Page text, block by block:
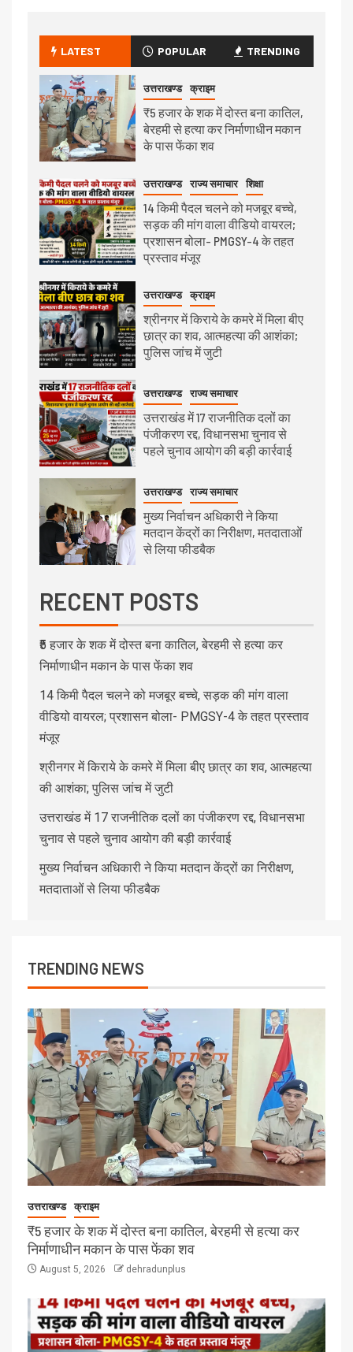
LATEST POPULAR TRENDING
उत्तराखण्ड क्राइम
₹5 हजार के शक में दोस्त बना कातिल,
बेरहमी से हत्या कर निर्माणाधीन मकान
के पास फेंका शव
उत्तराखण्ड राज्य समाचार शिक्षा
14 किमी पैदल चलने को मजबूर बच्चे,
सड़क की मांग वाला वीडियो वायरल;
प्रशासन बोला- PMGSY-4 के तहत
प्रस्ताव मंजूर
उत्तराखण्ड क्राइम
श्रीनगर में किराये के कमरे में मिला बीए
छात्र का शव, आत्महत्या की आशंका;
पुलिस जांच में जुटी
उत्तराखण्ड राज्य समाचार
उत्तराखंड में 17 राजनीतिक दलों का
पंजीकरण रद्द, विधानसभा चुनाव से
पहले चुनाव आयोग की बड़ी कार्रवाई
उत्तराखण्ड राज्य समाचार
मुख्य निर्वाचन अधिकारी ने किया
मतदान केंद्रों का निरीक्षण, मतदाताओं
से लिया फीडबैक
RECENT POSTS
₹5 हजार के शक में दोस्त बना कातिल, बेरहमी से हत्या कर
निर्माणाधीन मकान के पास फेंका शव
14 किमी पैदल चलने को मजबूर बच्चे, सड़क की मांग वाला
वीडियो वायरल; प्रशासन बोला- PMGSY-4 के तहत प्रस्ताव
मंजूर
श्रीनगर में किराये के कमरे में मिला बीए छात्र का शव, आत्महत्या
की आशंका; पुलिस जांच में जुटी
उत्तराखंड में 17 राजनीतिक दलों का पंजीकरण रद्द, विधानसभा
चुनाव से पहले चुनाव आयोग की बड़ी कार्रवाई
मुख्य निर्वाचन अधिकारी ने किया मतदान केंद्रों का निरीक्षण,
मतदाताओं से लिया फीडबैक
TRENDING NEWS
उत्तराखण्ड क्राइम
₹5 हजार के शक में दोस्त बना कातिल, बेरहमी से हत्या कर
निर्माणाधीन मकान के पास फेंका शव
August 5, 2026 dehradunplus